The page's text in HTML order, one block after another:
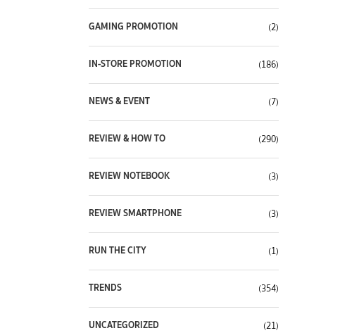
GAMING PROMOTION (2)
IN-STORE PROMOTION (186)
NEWS & EVENT (7)
REVIEW & HOW TO (290)
REVIEW NOTEBOOK (3)
REVIEW SMARTPHONE (3)
RUN THE CITY (1)
TRENDS (354)
UNCATEGORIZED (21)